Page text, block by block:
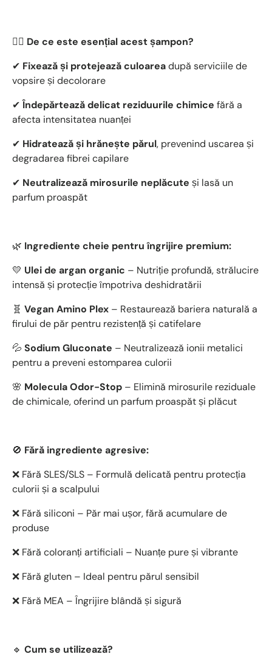
💆‍♀️ De ce este esențial acest șampon?
✔ Fixează și protejează culoareadupă serviciile de
vopsire și decolorare
✔Îndepărtează delicat reziduurile chimice fără a
afecta intensitatea nuanței
✔ Hidratează și hrănește părul, prevenind uscarea și
degradarea fibrei capilare
✔ Neutralizează mirosurile neplăcute și lasă un
parfum proaspăt
🌿 Ingrediente cheie pentru îngrijire premium:
💛 Ulei de argan organic – Nutriție profundă, strălucire
intensă și protecție împotriva deshidratării
🧬 Vegan Amino Plex – Restaurează bariera naturală a
firului de păr pentru rezistență și catifelare
💦 Sodium Gluconate – Neutralizează ionii metalici
pentru a preveni estomparea culorii
🌸 Molecula Odor-Stop – Elimină mirosurile reziduale
de chimicale, oferind un parfum proaspăt și plăcut
🚫 Fără ingrediente agresive:
❌ Fără SLES/SLS – Formulă delicată pentru protecția
culorii și a scalpului
❌ Fără siliconi – Păr mai ușor, fără acumulare de
produse
❌ Fără coloranți artificiali – Nuanțe pure și vibrante
❌ Fără gluten – Ideal pentru părul sensibil
❌ Fără MEA – Îngrijire blândă și sigură
🔹 Cum se utilizează?